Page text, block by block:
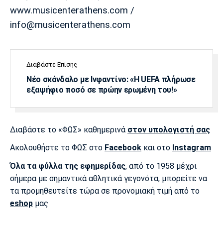
www.musicenterathens.com /
info@musicenterathens.com
Διαβάστε Επίσης
Νέο σκάνδαλο με Ινφαντίνο: «Η UEFA πλήρωσε
εξαψήφιο ποσό σε πρώην ερωμένη του!»
Διαβάστε το «ΦΩΣ» καθημερινά στον υπολογιστή σας
Ακολουθήστε το ΦΩΣ στο Facebook και στο Instagram
Όλα τα φύλλα της εφημερίδας, από το 1958 μέχρι
σήμερα με σημαντικά αθλητικά γεγονότα, μπορείτε να
τα προμηθευτείτε τώρα σε προνομιακή τιμή από το
eshop μας